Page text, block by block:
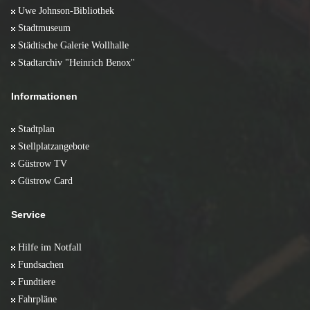
Uwe Johnson-Bibliothek
Stadtmuseum
Städtische Galerie Wollhalle
Stadtarchiv "Heinrich Benox"
Informationen
Stadtplan
Stellplatzangebote
Güstrow TV
Güstrow Card
Service
Hilfe im Notfall
Fundsachen
Fundtiere
Fahrpläne